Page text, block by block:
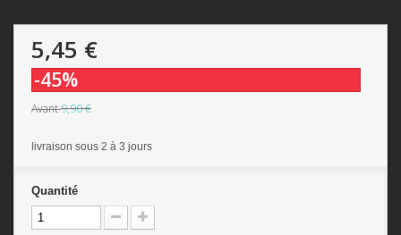
5,45 €
-45%
Avant9,90 €
livraison sous 2 à 3 jours
Quantité